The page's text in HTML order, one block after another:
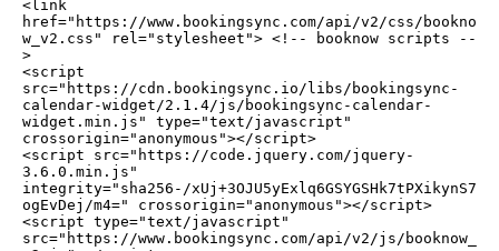
<link
href="https://www.bookingsync.com/api/v2/css/bookno
w_v2.css" rel="stylesheet"> <!-- booknow scripts --
>
<script
src="https://cdn.bookingsync.io/libs/bookingsync-
calendar-widget/2.1.4/js/bookingsync-calendar-
widget.min.js" type="text/javascript"
crossorigin="anonymous"></script>
<script src="https://code.jquery.com/jquery-
3.6.0.min.js"
integrity="sha256-/xUj+3OJU5yExlq6GSYGSHk7tPXikynS7
ogEvDej/m4=" crossorigin="anonymous"></script>
<script type="text/javascript"
src="https://www.bookingsync.com/api/v2/js/booknow_